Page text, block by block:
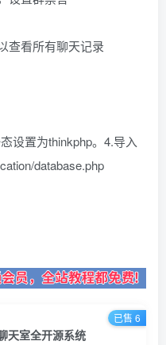
查看所有聊天记录
设置为thinkphp。4.导入
database.php
天室全开源系统
已售 6